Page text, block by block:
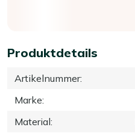
Produktdetails
Artikelnummer:
Marke:
Material: